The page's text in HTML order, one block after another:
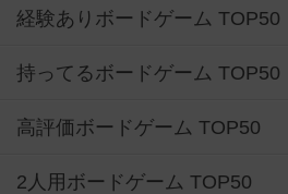
経験ありボードゲーム TOP50
持ってるボードゲーム TOP50
高評価ボードゲーム TOP50
2人用ボードゲーム TOP50